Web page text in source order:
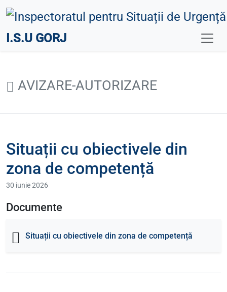
I.S.U GORJ
AVIZARE-AUTORIZARE
Situații cu obiectivele din
zona de competență
30 iunie 2026
Documente
Situații cu obiectivele din zona de competență